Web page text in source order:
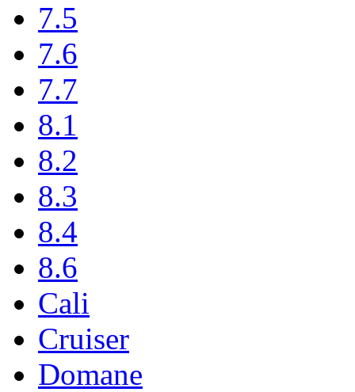
7.5
7.6
7.7
8.1
8.2
8.3
8.4
8.6
Cali
Cruiser
Domane